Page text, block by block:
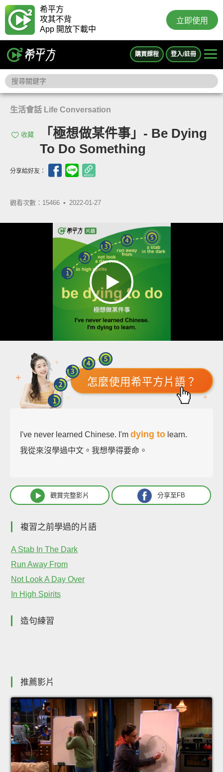
希平方
攻其不背
App 開放下載中
立即使用
購買課程 登入/註冊
生活會話 Life Conversation
收藏
「極想做某件事」- Be Dying
To Do Something
分享給好友：
觀看次數：15466 • 2022-01-27
怎麼使用希平方片語？
I've never learned Chinese. I'm dying to learn.
我從來沒學過中文。我想學得要命。
觀賞完整影片 分享至FB
複習之前學過的片語
A Stab In The Dark
Run Away From
Not Look A Day Over
In High Spirits
造句練習
推薦影片